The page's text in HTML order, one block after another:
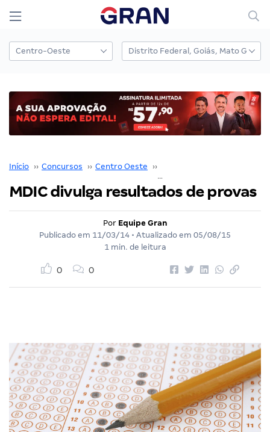
Início ›› Concursos ›› Centro Oeste ››
MDIC divulga resultados de provas
Por Equipe Gran
Publicado em 11/03/14 • Atualizado em 05/08/15
1 min. de leitura
0 0